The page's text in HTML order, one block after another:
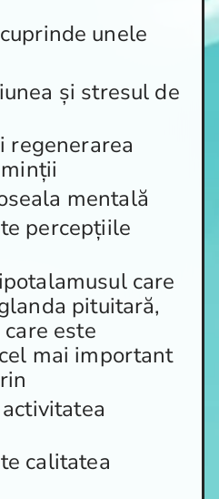
unele
și stresul de
regenerarea
mentală
percepțiile
care
pituitară,
este
mai important
calitatea